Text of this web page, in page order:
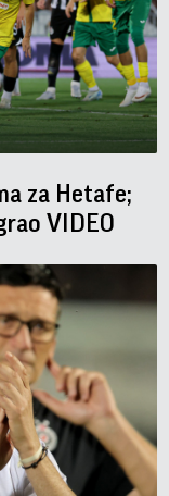
za Hetafe;
VIDEO